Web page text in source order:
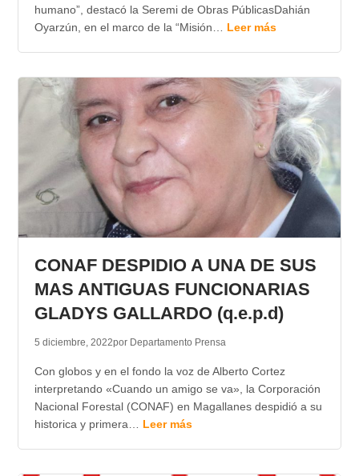
humano”, destacó la Seremi de Obras PúblicasDahián
Oyarzún, en el marco de la “Misión… Leer más
CONAF DESPIDIO A UNA DE SUS
MAS ANTIGUAS FUNCIONARIAS
GLADYS GALLARDO (q.e.p.d)
5 diciembre, 2022por Departamento Prensa
Con globos y en el fondo la voz de Alberto Cortez
interpretando «Cuando un amigo se va», la Corporación
Nacional Forestal (CONAF) en Magallanes despidió a su
historica y primera… Leer más